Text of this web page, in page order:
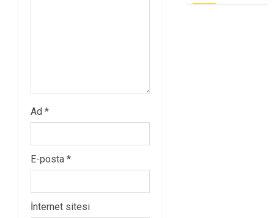
Ad *
E-posta *
İnternet sitesi